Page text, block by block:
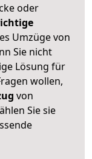
oder
Umzüge von
Sie nicht
Lösung für
wollen,
von
Sie sie